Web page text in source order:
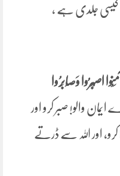
کیسی جلدی ہے ،
اصْبِرُوا وَصَابِرُوا
ایمان والو! صبر کرو اور
کرو، اور اللہ سے ڈرتے